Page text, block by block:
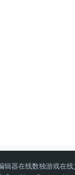
辑器在线数独游戏在线